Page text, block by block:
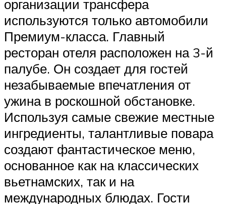
организации трансфера
используются только автомобили
Премиум-класса. Главный
ресторан отеля расположен на 3-й
палубе. Он создает для гостей
незабываемые впечатления от
ужина в роскошной обстановке.
Используя самые свежие местные
ингредиенты, талантливые повара
создают фантастическое меню,
основанное как на классических
вьетнамских, так и на
международных блюдах. Гости